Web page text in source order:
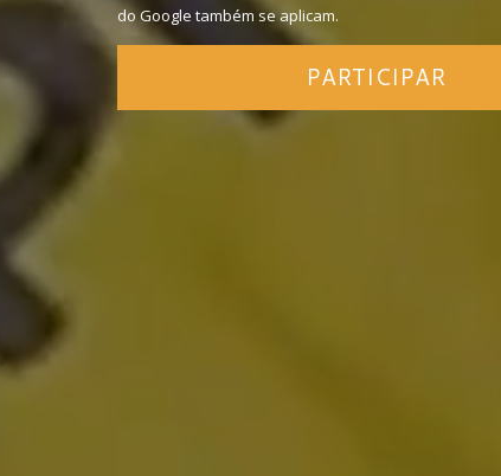
do Google também se aplicam.
PARTICIPAR